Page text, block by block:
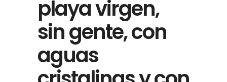
playa virgen,
sin gente, con
aguas